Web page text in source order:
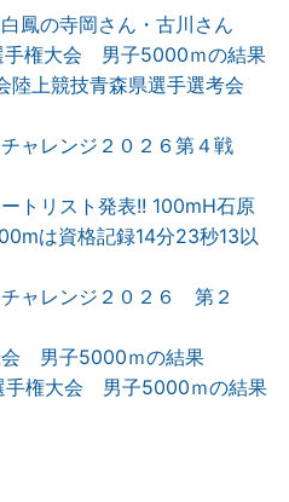
鳳の寺岡さん・古川さん
手権大会 男子5000ｍの結果
陸上競技青森県選手選考会
ャレンジ２０２６第４戦
トリスト発表!! 100mH石原
は資格記録14分23秒13以
チャレンジ２０２６ 第２
会 男子5000ｍの結果
手権大会 男子5000ｍの結果